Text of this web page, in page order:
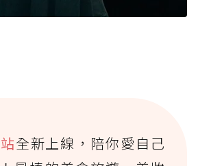
全新上線，陪你愛自己